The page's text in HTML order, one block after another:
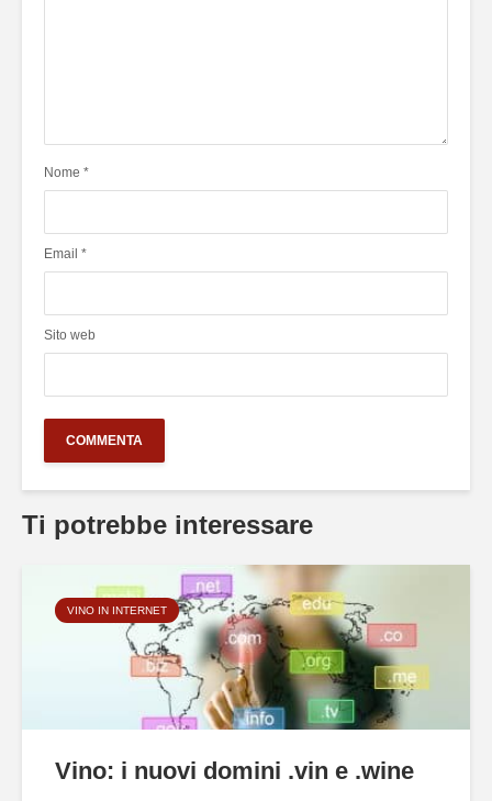
Nome *
Email *
Sito web
Ti potrebbe interessare
VINO IN INTERNET
Vino: i nuovi domini .vin e .wine